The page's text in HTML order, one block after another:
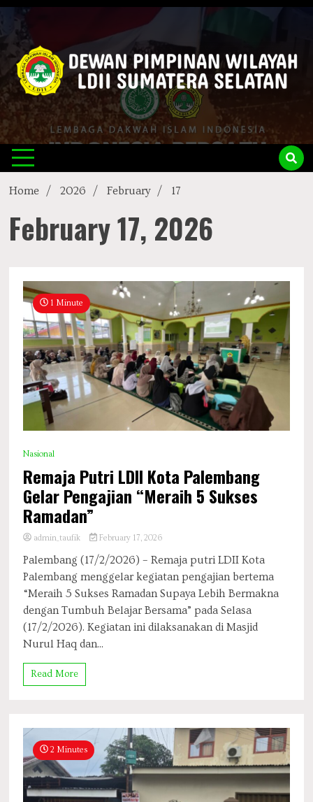
Skip
content
LDII
Sumsel
Official Website
Home 2026 February 17
February 17, 2026
1 Minute
Nasional
Remaja Putri LDII Kota Palembang
Gelar Pengajian “Meraih 5 Sukses
Ramadan”
admin_taufik February 17, 2026
Palembang (17/2/2026) – Remaja putri LDII Kota
Palembang menggelar kegiatan pengajian bertema
“Meraih 5 Sukses Ramadan Supaya Lebih Bermakna
dengan Tumbuh Belajar Bersama” pada Selasa
(17/2/2026). Kegiatan ini dilaksanakan di Masjid
Nurul Haq dan...
Read More
2 Minutes